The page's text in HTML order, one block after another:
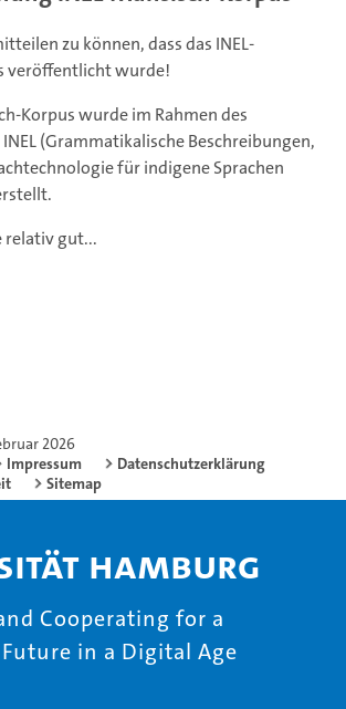
zu können, dass das INEL-
veröffentlicht wurde!
Korpus wurde im Rahmen des
(Grammatikalische Beschreibungen,
für indigene Sprachen
relativ gut...
2026
Impressum
Datenschutzerklärung
Sitemap
Hamburg
Cooperating for a
in a Digital Age